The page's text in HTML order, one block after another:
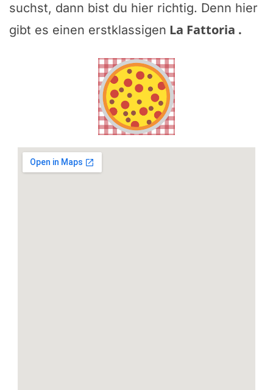
suchst, dann bist du hier richtig. Denn hier
gibt es einen erstklassigen La Fattoria .